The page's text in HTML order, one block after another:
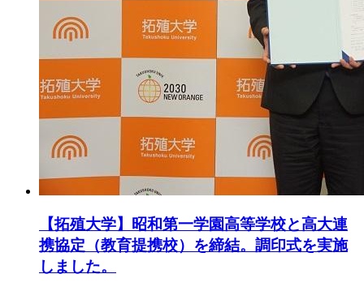
【拓殖大学】昭和第一学園高等学校と高大連
携協定（教育提携校）を締結。調印式を実施
しました。